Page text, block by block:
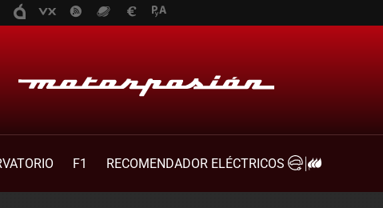
F1
RECOMENDADOR ELÉCTRICOS